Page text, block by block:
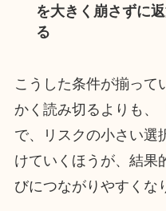
を大きく崩さずに
る
こうした条件が揃って
かく読み切るよりも、
で、リスクの小さい選
けていくほうが、結果
びにつながりやすくな